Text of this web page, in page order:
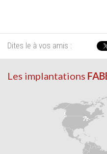
Dites le à vos amis :
Les implantations